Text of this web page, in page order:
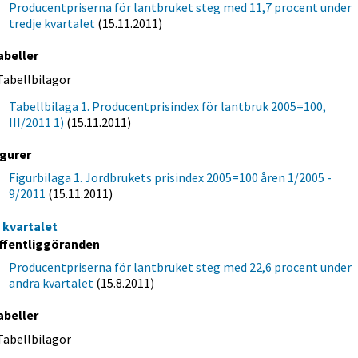
Producentpriserna för lantbruket steg med 11,7 procent under
tredje kvartalet (15.11.2011)
Tabellbilaga 1. Producentprisindex för lantbruk 2005=100,
III/2011 1) (15.11.2011)
Figurbilaga 1. Jordbrukets prisindex 2005=100 åren 1/2005 -
9/2011 (15.11.2011)
kvartalet
Producentpriserna för lantbruket steg med 22,6 procent under
andra kvartalet (15.8.2011)